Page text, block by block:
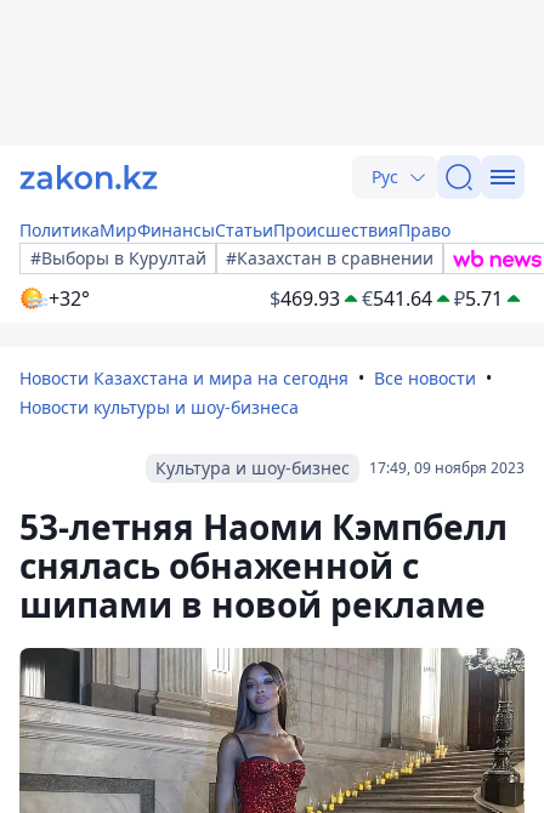
Рус
ПолитикаМирФинансыСтатьиПроисшествияПраво
#Выборы в Курултай
#Казахстан в сравнении
+32° $469.93 €541.64 ₽5.71
Новости Казахстана и мира на сегодня
Все новости
Новости культуры и шоу-бизнеса
17:49, 09 ноября 2023
Культура и шоу-бизнес
53-летняя Наоми Кэмпбелл
снялась обнаженной с
шипами в новой рекламе